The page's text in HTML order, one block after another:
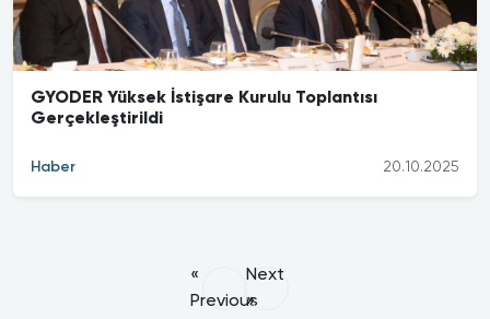
GYODER Yüksek İstişare Kurulu Toplantısı
Gerçekleştirildi
Haber 20.10.2025
«
Previous
Next
»